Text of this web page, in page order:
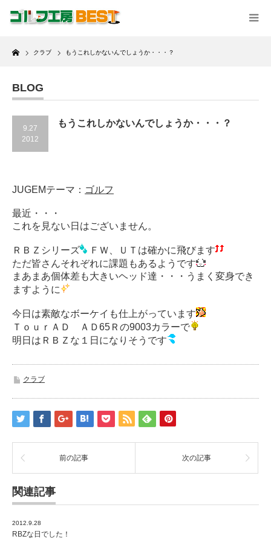
Home
クラブ もうこれしかないんでしょうか・・・？
BLOG
9.27
2012
もうこれしかないんでしょうか・・・？
JUGEMテーマ： ゴルフ
最近・・・
これを見ない日はございません。
ＲＢＺシリーズ
ＦＷ、ＵＴは確かに飛びます
ただ皆さんそれぞれに課題もあるようです
まあまあ個体差も大きいヘッド達・・・うまく変身でき
ますように
今日は素敵なボーケイも仕上がっています
ＴｏｕｒＡＤ ＡＤ65Ｒの9003カラーで
明日はＲＢＺな１日になりそうです
クラブ
前の記事 次の記事
関連記事
2012.9.28
RBZな日でした！